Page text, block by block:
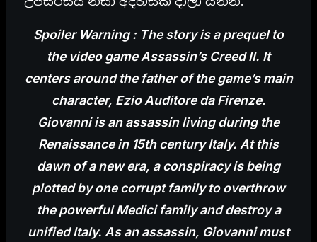
Spoiler Warning : The story is a prequel to
the video game Assassin’s Creed II. It
centers around the father of the game’s main
character, Ezio Auditore da Firenze.
Giovanni is an assassin living during the
Renaissance in 15th century Italy. At this
dawn of a new era, a conspiracy is being
plotted by one corrupt family to overthrow
the powerful Medici family and destroy a
unified Italy. As an assassin, Giovanni must